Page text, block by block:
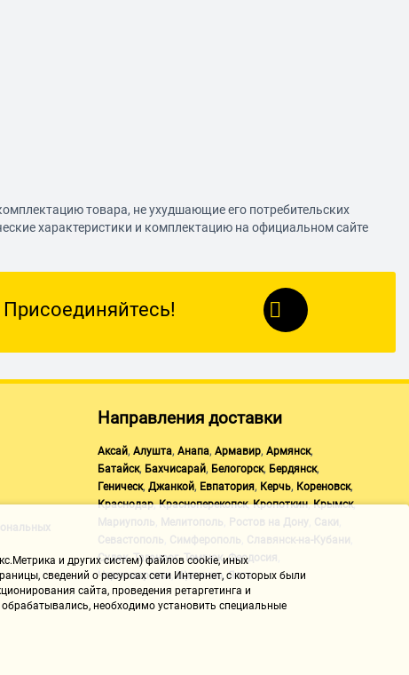
товара, не ухудшающие его потребительских
характеристики и комплектацию на официальном сайте
Присоединяйтесь!
Направления доставки
Аксай, Алушта, Анапа, Армавир, Армянск,
Батайск, Бахчисарай, Белогорск, Бердянск,
Геническ, Джанкой, Евпатория, Керчь, Кореновск,
Краснодар,Красноперекопск,Кропоткин,Крымск,
Мариуполь Мелитополь Ростов на Дону Саки
Севастополь Симферополь Славянск-на-Кубани
Судак,Таганрог,Темрюк,Феодосия
Черноморское ,Щелкино,Ялта
и других систем) файлов cookie, иных
сведений о ресурсах сети Интернет, с которых были
сайта, проведения ретаргетинга и
необходимо установить специальные